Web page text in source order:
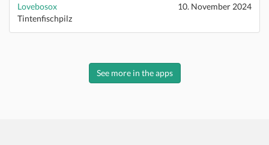
Lovebosox
10. November 2024
Tintenfischpilz
See more in the apps